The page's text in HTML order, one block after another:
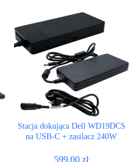
Stacja dokująca Dell WD19DCS
na USB-C + zasilacz 240W
599,00zł